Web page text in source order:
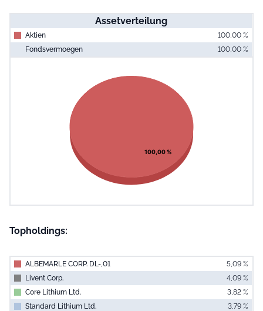
Assetverteilung
Aktien
100,00 %
Fondsvermoegen
100,00 %
Pie chart with 1 slice.
View as data table, Chart
100,00 %
Topholdings:
ALBEMARLE CORP. DL-,01
5,09 %
Livent Corp.
4,09 %
Core Lithium Ltd.
3,82 %
Standard Lithium Ltd.
3,79 %